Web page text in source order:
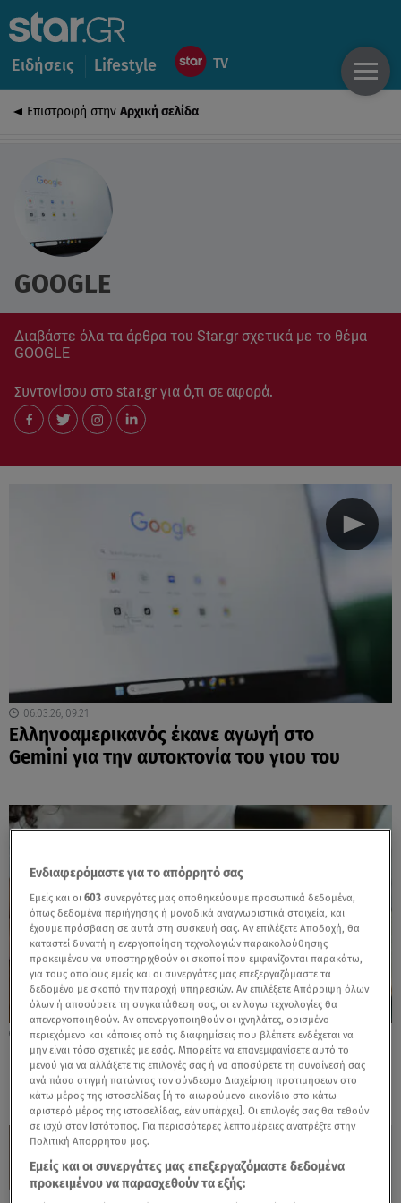
Ειδήσεις Lifestyle
Επιστροφή στην Αρχική σελίδα
GOOGLE
Διαβάστε όλα τα άρθρα του Star.gr σχετικά με το θέμα
GOOGLE
Συντονίσου στο star.gr για ό,τι σε αφορά.
06.03.26, 09:21
Ελληνοαμερικανός έκανε αγωγή στο
Gemini για την αυτοκτονία του γιου του
04.12.25, 11:50
Ποια είναι η μεγαλύτερη λέξη στα ελληνικά;
Έχει 172 γράμματα!
Ενδιαφερόμαστε για το απόρρητό σας
Εμείς και οι603 συνεργάτες μας αποθηκεύουμε προσωπικά δεδομένα,
όπως δεδομένα περιήγησης ή μοναδικά αναγνωριστικά στοιχεία, και
έχουμε πρόσβαση σε αυτά στη συσκευή σας. Αν επιλέξετε Αποδοχή, θα
καταστεί δυνατή η ενεργοποίηση τεχνολογιών παρακολούθησης
προκειμένου να υποστηριχθούν οι σκοποί που εμφανίζονται παρακάτω,
για τους οποίους εμείς και οι συνεργάτες μας επεξεργαζόμαστε τα
δεδομένα με σκοπό την παροχή υπηρεσιών. Αν επιλέξετε Απόρριψη όλων
όλων ή αποσύρετε τη συγκατάθεσή σας, οι εν λόγω τεχνολογίες θα
απενεργοποιηθούν. Αν απενεργοποιηθούν οι ιχνηλάτες, ορισμένο
περιεχόμενο και κάποιες από τις διαφημίσεις που βλέπετε ενδέχεται να
μην είναι τόσο σχετικές με εσάς. Μπορείτε να επανεμφανίσετε αυτό το
μενού για να αλλάξετε τις επιλογές σας ή να αποσύρετε τη συναίνεσή σας
ανά πάσα στιγμή πατώντας τον σύνδεσμο Διαχείριση προτιμήσεων στο
κάτω μέρος της ιστοσελίδας [ή το αιωρούμενο εικονίδιο στο κάτω
αριστερό μέρος της ιστοσελίδας, εάν υπάρχει]. Οι επιλογές σας θα τεθούν
σε ισχύ στον Ιστότοπος. Για περισσότερες λεπτομέρειες ανατρέξτε στην
Πολιτική Απορρήτου μας.
Εμείς και οι συνεργάτες μας επεξεργαζόμαστε δεδομένα
προκειμένου να παρασχεθούν τα εξής: